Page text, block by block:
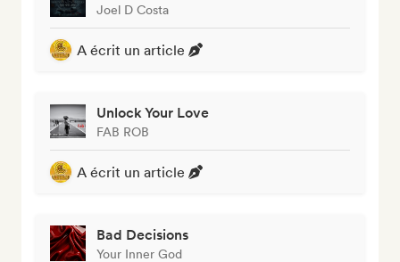
Joel D Costa
A écrit un article
Unlock Your Love
FAB ROB
A écrit un article
Bad Decisions
Your Inner God